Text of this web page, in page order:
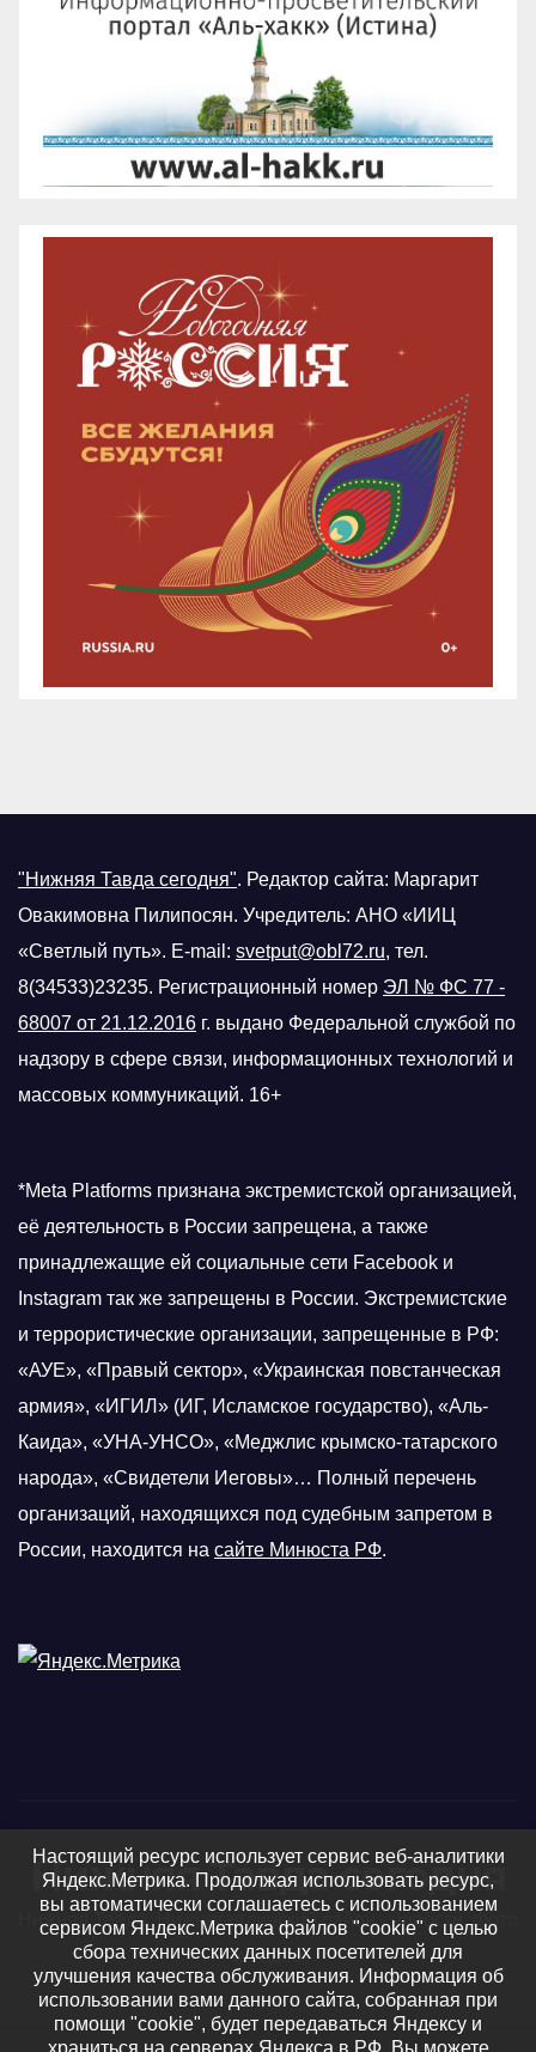
"Нижняя Тавда сегодня". Редактор сайта: Маргарит
Овакимовна Пилипосян. Учредитель: АНО «ИИЦ
«Светлый путь». E-mail: svetput@obl72.ru, тел.
8(34533)23235. Регистрационный номер ЭЛ № ФС 77 -
68007 от 21.12.2016 г. выдано Федеральной службой по
надзору в сфере связи, информационных технологий и
массовых коммуникаций. 16+
*Meta Platforms признана экстремистской организацией,
её деятельность в России запрещена, а также
принадлежащие ей социальные сети Facebook и
Instagram так же запрещены в России. Экстремистские
и террористические организации, запрещенные в РФ:
«АУЕ», «Правый сектор», «Украинская повстанческая
армия», «ИГИЛ» (ИГ, Исламское государство), «Аль-
Каида», «УНА-УНСО», «Меджлис крымско-татарского
народа», «Свидетели Иеговы»… Полный перечень
организаций, находящихся под судебным запретом в
России, находится на сайте Минюста РФ.
Нижняя Тавда сегодня
Нижняя Тавда, Нижнетавдинский район - новости, фото
и видео
Настоящий ресурс использует сервис веб-аналитики
Яндекс.Метрика. Продолжая использовать ресурс,
вы автоматически соглашаетесь с использованием
сервисом Яндекс.Метрика файлов "cookie" с целью
сбора технических данных посетителей для
улучшения качества обслуживания. Информация об
использовании вами данного сайта, собранная при
помощи "cookie", будет передаваться Яндексу и
храниться на серверах Яндекса в РФ. Вы можете